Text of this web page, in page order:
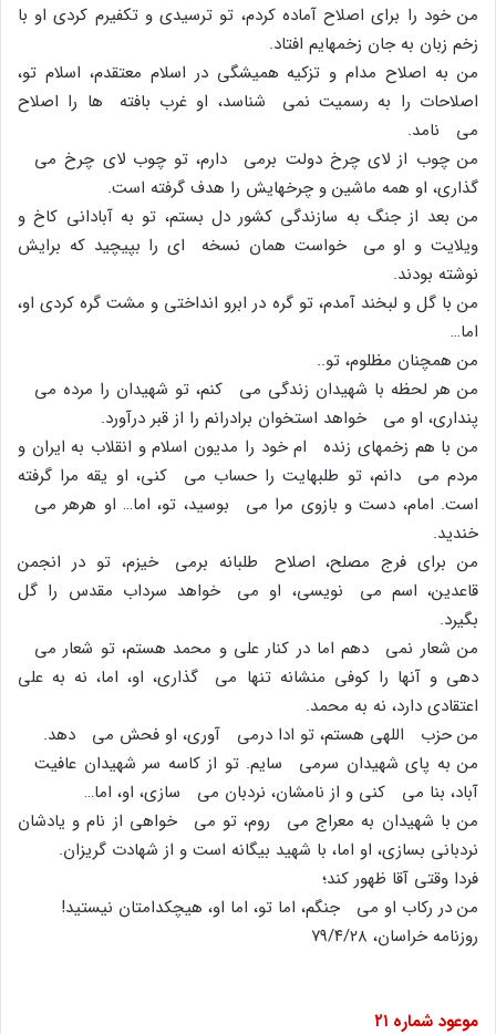
من خود را براى اصلاح آماده کردم، تو ترسیدى و تکفیرم کردى او با
زخم زبان به جان زخمهایم افتاد.
من به اصلاح مدام و تزکیه همیشگى در اسلام معتقدم، اسلام تو،
اصلاحات را به رسمیت نمى شناسد، او غرب بافته ها را اصلاح
مى نامد.
من چوب از لاى چرخ دولت برمى دارم، تو چوب لاى چرخ مى
گذارى، او همه ماشین و چرخهایش را هدف گرفته است.
من بعد از جنگ به سازندگى کشور دل بستم، تو به آبادانى کاخ و
ویلایت و او مى خواست همان نسخه اى را بپیچید که برایش
نوشته بودند.
من با گل و لبخند آمدم، تو گره در ابرو انداختى و مشت گره کردى او،
اما…
من همچنان مظلوم، تو..
من هر لحظه با شهیدان زندگى مى کنم، تو شهیدان را مرده مى
پندارى، او مى خواهد استخوان برادرانم را از قبر درآورد.
من با هم زخمهاى زنده ام خود را مدیون اسلام و انقلاب به ایران و
مردم مى دانم، تو طلبهایت را حساب مى کنى، او یقه مرا گرفته
است. امام، دست و بازوى مرا مى بوسید، تو، اما… او هرهر مى
خندید.
من براى فرج مصلح، اصلاح طلبانه برمى خیزم، تو در انجمن
قاعدین، اسم مى نویسى، او مى خواهد سرداب مقدس را گل
بگیرد.
من شعار نمى دهم اما در کنار على و محمد هستم، تو شعار مى
دهى و آنها را کوفى منشانه تنها مى گذارى، او، اما، نه به على
اعتقادى دارد، نه به محمد.
من حزب اللهى هستم، تو ادا درمى آورى، او فحش مى دهد.
من به پاى شهیدان سرمى سایم. تو از کاسه سر شهیدان عافیت
آباد، بنا مى کنى و از نامشان، نردبان مى سازى، او، اما…
من با شهیدان به معراج مى روم، تو مى خواهى از نام و یادشان
نردبانى بسازى، او اما، با شهید بیگانه است و از شهادت گریزان.
فردا وقتى آقا ظهور کند؛
من در رکاب او مى جنگم، اما تو، اما او، هیچکدامتان نیستید!
روزنامه خراسان، ۷۹/۴/۲۸
موعود شماره ۲۱